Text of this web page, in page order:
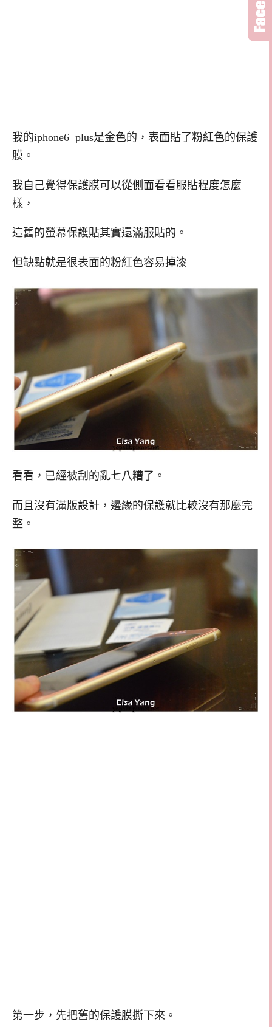
我的iphone6 plus是金色的，表面貼了粉紅色的保護
膜。
我自己覺得保護膜可以從側面看看服貼程度怎麼
樣，
這舊的螢幕保護貼其實還滿服貼的。
但缺點就是很表面的粉紅色容易掉漆
看看，已經被刮的亂七八糟了。
而且沒有滿版設計，邊緣的保護就比較沒有那麼完
整。
第一步，先把舊的保護膜撕下來。